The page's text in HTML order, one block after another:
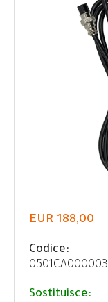
EUR 188,00
Codice:
0501CA000003
Sostituisce: